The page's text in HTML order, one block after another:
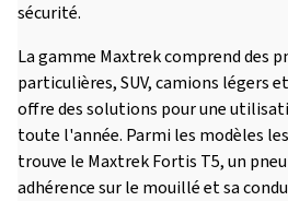
sécurité.
La gamme Maxtrek comprend des
particulières, SUV, camions légers
offre des solutions pour une
toute l'année. Parmi les modèles
trouve le Maxtrek Fortis T5, un
adhérence sur le mouillé et sa